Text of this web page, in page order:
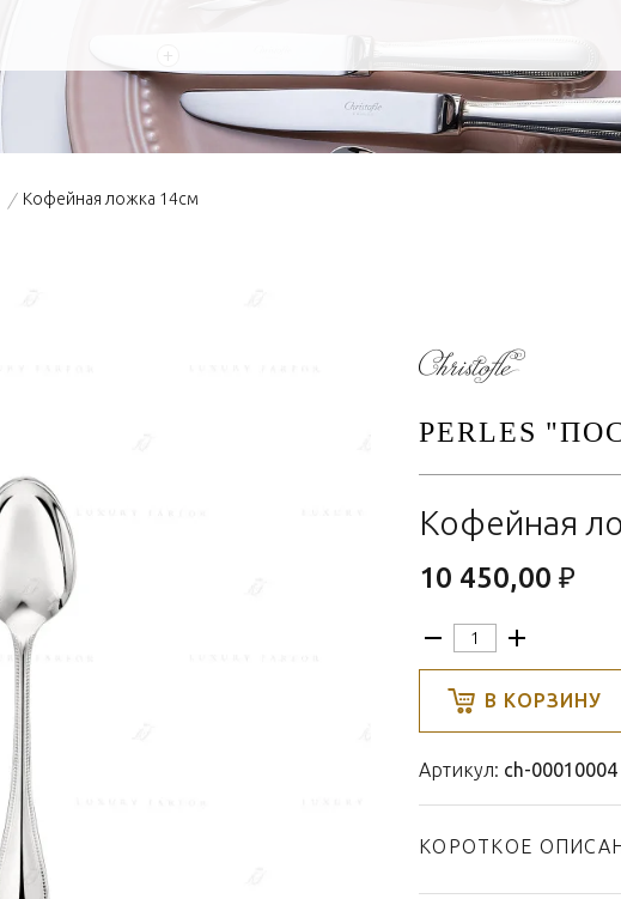
+
/ Кофейная ложка 14см
PERLES
Кофейная
10 450,00 ₽
В КОРЗИНУ
Артикул: ch-00010004
КОРОТКОЕ